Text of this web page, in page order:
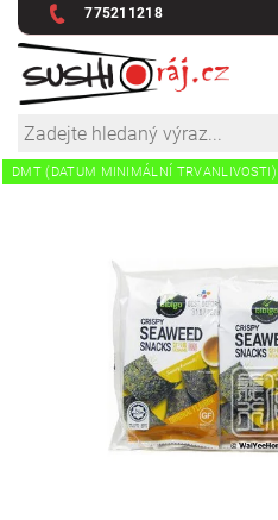
775211218
DMT (DATUM MINIMÁLNÍ TRVANLIVOSTI)